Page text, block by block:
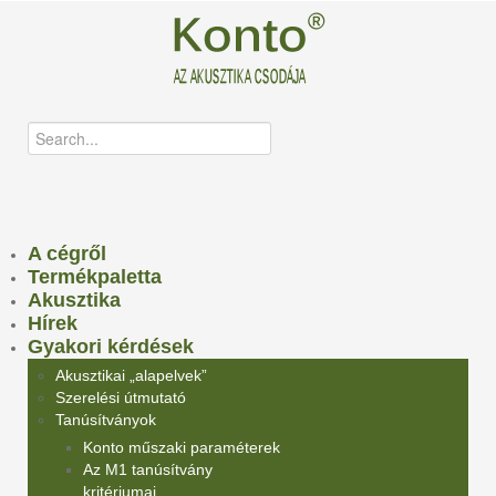
A cégről
Termékpaletta
Akusztika
Hírek
Gyakori kérdések
Akusztikai „alapelvek”
Szerelési útmutató
Tanúsítványok
Konto műszaki paraméterek
Az M1 tanúsítvány
kritériumai